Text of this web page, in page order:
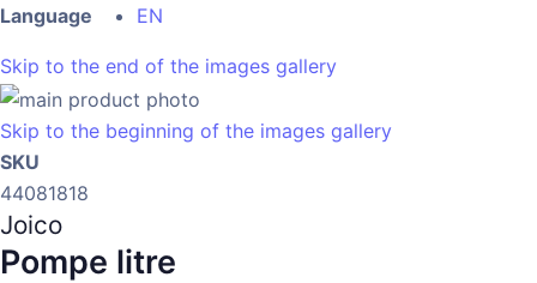
Language
EN
Skip to the end of the images gallery
Skip to the beginning of the images gallery
SKU
44081818
Joico
Pompe litre